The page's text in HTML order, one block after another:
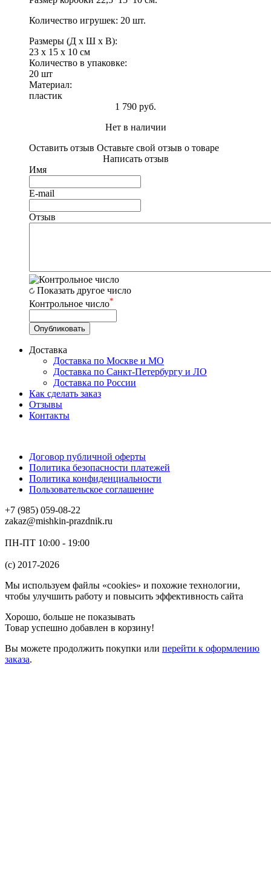
Количество игрушек: 20 шт.
Размеры (Д x Ш x В):
23 x 15 x 10 см
Количество в упаковке:
20 шт
Материал:
пластик
1 790 руб.
Нет в наличии
Оставить отзыв Оставьте свой отзыв о товаре
Написать отзыв
Имя
E-mail
Отзыв
Показать другое число
Контрольное число*
Доставка
Доставка по Москве и МО
Доставка по Санкт-Петербургу и ЛО
Доставка по России
Как сделать заказ
Отзывы
Контакты
Договор публичной оферты
Политика безопасности платежей
Политика конфиденциальности
Пользовательское соглашение
+7 (985) 059-08-22
zakaz@mishkin-prazdnik.ru
ПН-ПТ 10:00 - 19:00
(c) 2017-2026
Мы используем файлы «cookies» и похожие технологии,
чтобы улучшить работу и повысить эффективность сайта
Хорошо, больше не показывать
Товар успешно добавлен в корзину!
Вы можете продолжить покупки или перейти к оформлению
заказа.